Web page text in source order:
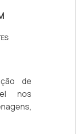
de
nos